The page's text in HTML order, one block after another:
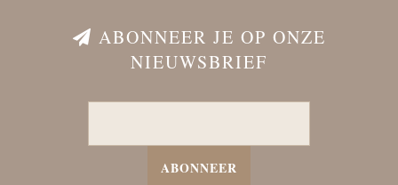
ABONNEER JE OP ONZE
NIEUWSBRIEF
ABONNEER